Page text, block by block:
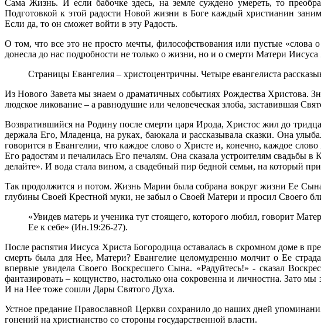
Сама Жизнь. И если бабочке здесь, на земле суждено умереть, то
Подготовкой к этой радости Новой жизни в Боге каждый христианин
Если да, то он сможет войти в эту Радость.
О том, что все это не просто мечты, философствования или пустые
донесла до нас подробности не только о жизни, но и о смерти Матери Иисуса
Страницы Евангелия – христоцентричны. Четыре евангелиста
Из Нового Завета мы знаем о драматичных событиях Рождества Христова.
людское ликование – а равнодушие или человеческая злоба, заставившая
Возвратившийся на Родину после смерти царя Ирода, Христос жил до
держала Его, Младенца, на руках, баюкала и рассказывала сказки. Она
говорится в Евангелии, что каждое слово о Христе и, конечно, каждое
Его радостям и печалилась Его печалям. Она сказала устроителям
делайте». И вода стала вином, а свадебный пир бедной семьи, на который
Так продолжится и потом. Жизнь Марии была собрана вокруг жизни Ее
глубины Своей Крестной муки, не забыл о Своей Матери и просил Своего
«Увидев матерь и ученика тут стоящего, которого любил, говорит
Ее к себе» (Ин.19:26-27).
После распятия Иисуса Христа Богородица оставалась в скромном доме в
смерть была для Нее, Матери? Евангелие целомудренно молчит о Ее
впервые увидела Своего Воскресшего Сына. «Радуйтесь!» - сказал
фантазировать – кощунство, настолько она сокровенна и личностна. Зато
И на Нее тоже сошли Дары Святого Духа.
Устное предание Православной Церкви сохранило до наших дней
гонений на христианство со стороны государственной власти.